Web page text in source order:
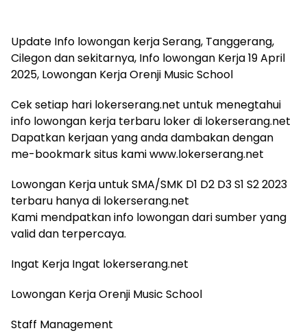
Update Info lowongan kerja Serang, Tanggerang,
Cilegon dan sekitarnya, Info lowongan Kerja 19 April
2025, Lowongan Kerja Orenji Music School
Cek setiap hari lokerserang.net untuk menegtahui
info lowongan kerja terbaru loker di lokerserang.net
Dapatkan kerjaan yang anda dambakan dengan
me-bookmark situs kami www.lokerserang.net
Lowongan Kerja untuk SMA/SMK D1 D2 D3 S1 S2 2023
terbaru hanya di lokerserang.net
Kami mendpatkan info lowongan dari sumber yang
valid dan terpercaya.
Ingat Kerja Ingat lokerserang.net
Lowongan Kerja Orenji Music School
Staff Management